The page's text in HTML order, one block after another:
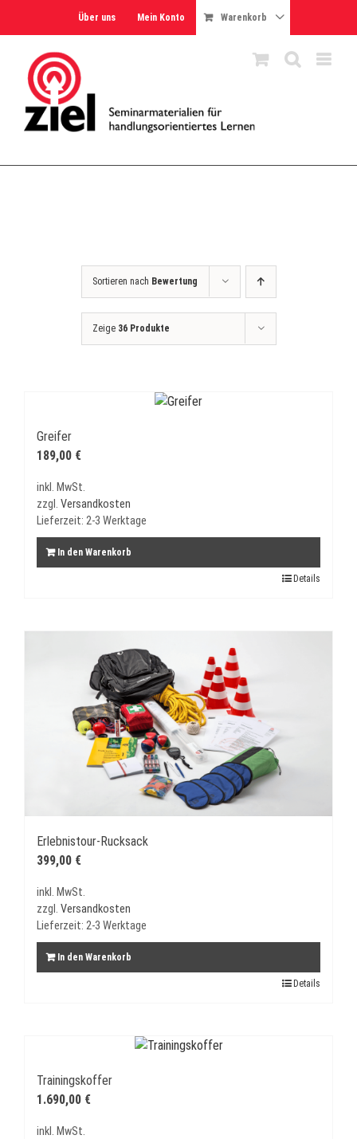
Über uns Mein Konto Warenkorb
Sortieren nach Bewertung
Zeige 36 Produkte
Greifer
189,00 €
inkl. MwSt.
zzgl. Versandkosten
Lieferzeit: 2-3 Werktage
In den Warenkorb
Details
Erlebnistour-Rucksack
399,00 €
inkl. MwSt.
zzgl. Versandkosten
Lieferzeit: 2-3 Werktage
In den Warenkorb
Details
Trainingskoffer
1.690,00 €
inkl. MwSt.